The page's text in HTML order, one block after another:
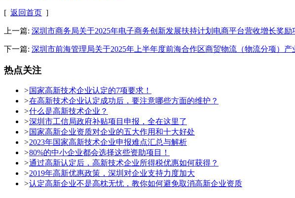
[ 返回首页 ]
上一篇: 深圳市商务局关于2025年电子商务创新发展扶持计划电商平台营收增长奖
下一篇: 深圳市前海管理局关于2025年上半年度前海合作区商贸物流（物流分项）
热点关注
>国家高新技术企业认定的7项要求！
>在高新技术企业认定成功后，要注意哪些方面的维护？
>什么是高新技术企业？
>深圳市工信局政府补贴项目申报，全在这里了
>国家高新企业资质对企业的五大作用和十大好处
>2023年国家高新技术企业申报难点汇总与解析
>80%的中小企业都会选择这些资助项目！
>通过高新认定后，高新技术企业所得税优惠如何获得？
>2019年高新优惠政策，深圳对企业支持力度加大
>认定高新企业不是高枕无忧，教你如何避免取消高新企业资质